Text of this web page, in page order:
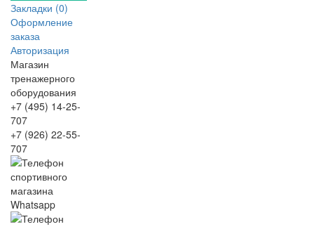
Закладки (0)
Оформление
заказа
Авторизация
Магазин
тренажерного
оборудования
+7 (495) 14-25-
707
+7 (926) 22-55-
707